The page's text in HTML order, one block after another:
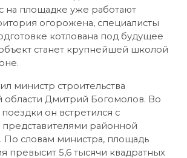
на площадке уже работают
огорожена, специалисты
котлована под будущее
станет крупнейшей школой
министр строительства
области Дмитрий Богомолов. Во
он встретился с
районной
По словам министра, площадь
превысит 5,6 тысячи квадратных